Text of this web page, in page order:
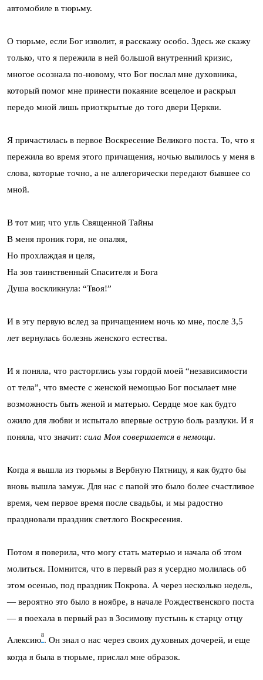
автомобиле в тю­рьму.
О тюрьме, если Бог изволит, я расскажу особо. Здесь же скажу
только, что я пережила в ней большой внутренний кризис,
многое осознала по-ново­му, что Бог послал мне духовника,
который помог мне принести покаяние всецелое и раскрыл
передо мной лишь приоткрытые до того двери Церкви.
Я причастилась в первое Воскресение Великого поста. То, что я
пере­жила во время этого причащения, ночью вылилось у меня в
слова, которые точно, а не аллегорически передают бывшее со
мной.
В тот миг, что угль Священной Тайны
В меня проник горя, не опаляя,
Но прохлаждая и целя,
На зов таинственный Спасителя и Бога
Душа воскликнула: “Твоя!”
И в эту первую вслед за причащением ночь ко мне, после 3,5
лет вернулась болезнь женского естества.
И я поняла, что расторглись узы гордой моей “независи­мос­ти
от те­ла”, что вместе с женской немощью Бог посылает мне
возможность быть женой и матерью. Сердце мое как будто
ожило для любви и испытало впер­вые острую боль разлуки. И я
поняла, что значит: сила Моя совершается в немощи.
Когда я вышла из тюрьмы в Вербную Пятницу, я как будто бы
вновь вышла замуж. Для нас с папой это было более счастливое
время, чем первое время после свадьбы, и мы радостно
праздновали праздник светлого Воскресения.
Потом я поверила, что могу стать матерью и начала об этом
молиться. Помнится, что в первый раз я усердно молилась об
этом осенью, под праздник Покрова. А через несколько недель,
— вероятно это было в нояб­ре, в начале Рождественского поста
— я поехала в первый раз в Зосимову пустынь к старцу отцу
Алексию
8
. Он знал о нас через своих духовных доче­рей, и еще
когда я была в тюрьме, прислал мне образок.